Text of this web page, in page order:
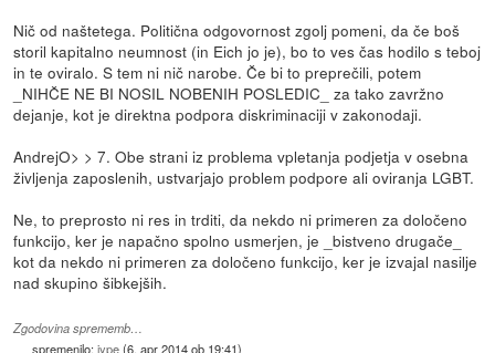
Nič od naštetega. Politična odgovornost zgolj pomeni, da če boš
storil kapitalno neumnost (in Eich jo je), bo to ves čas hodilo s teboj
in te oviralo. S tem ni nič narobe. Če bi to preprečili, potem
_NIHČE NE BI NOSIL NOBENIH POSLEDIC_ za tako zavržno
dejanje, kot je direktna podpora diskriminaciji v zakonodaji.
AndrejO> > 7. Obe strani iz problema vpletanja podjetja v osebna
življenja zaposlenih, ustvarjajo problem podpore ali oviranja LGBT.
Ne, to preprosto ni res in trditi, da nekdo ni primeren za določeno
funkcijo, ker je napačno spolno usmerjen, je _bistveno drugače_
kot da nekdo ni primeren za določeno funkcijo, ker je izvajal nasilje
nad skupino šibkejših.
Zgodovina sprememb…
spremenilo:jype(6. apr 2014 ob 19:41)